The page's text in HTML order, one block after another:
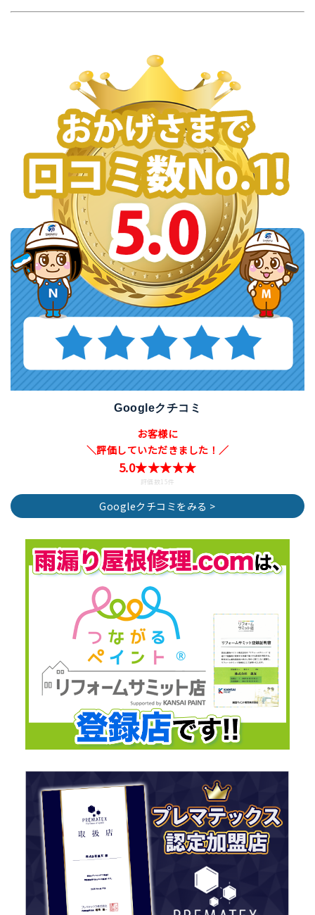
Googleクチコミ
お客様に
＼評価していただきました！／
5.0★★★★★
評価数15件
Googleクチコミをみる >